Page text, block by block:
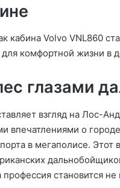
кабина Volvo VNL860
комфортной жизни в
глазами
взгляд на Лос-
впечатлениями о
в мегаполисе.
становится не